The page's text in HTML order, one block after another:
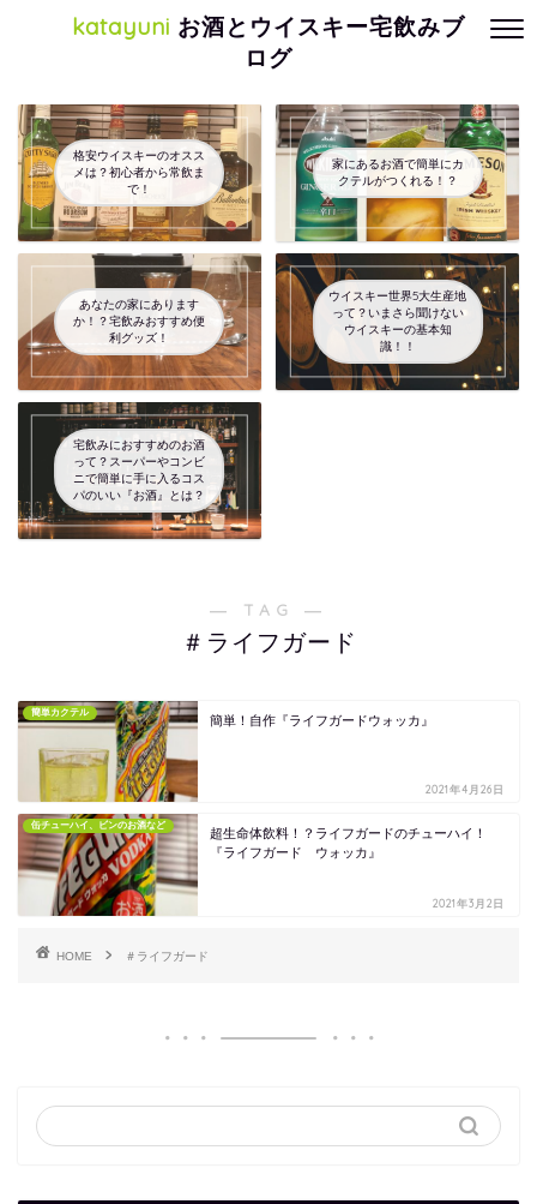
katayuni お酒とウイスキー宅飲みブ
ログ
格安ウイスキーのオスス
メは？初心者から常飲ま
で！
家にあるお酒で簡単にカ
クテルがつくれる！？
あなたの家にあります
か！？宅飲みおすすめ便
利グッズ！
ウイスキー世界5大生産地
って？いまさら聞けない
ウイスキーの基本知
識！！
宅飲みにおすすめのお酒
って？スーパーやコンビ
ニで簡単に手に入るコス
パのいい『お酒』とは？
― TAG ―
＃ライフガード
簡単カクテル
簡単！自作『ライフガードウォッカ』
2021年4月26日
缶チューハイ、ビンのお酒など
超生命体飲料！？ライフガードのチューハイ！
『ライフガード ウォッカ』
2021年3月2日
HOME ＃ライフガード